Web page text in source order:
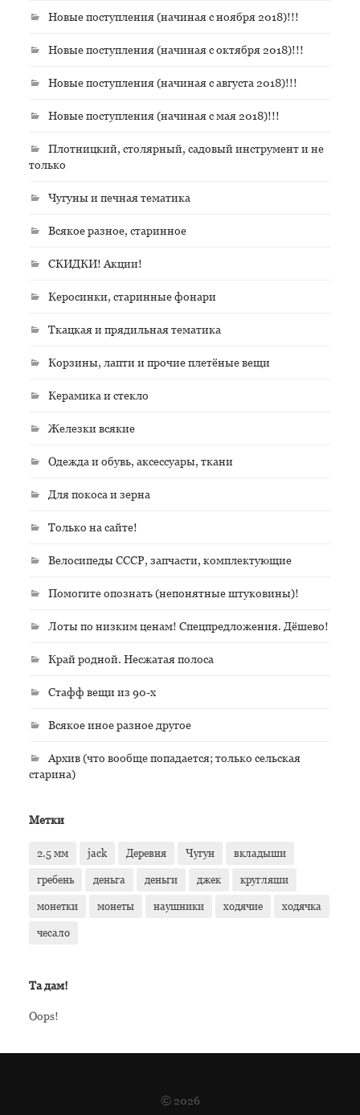
Новые поступления (начиная с ноября 2018)!!!
Новые поступления (начиная с октября 2018)!!!
Новые поступления (начиная с августа 2018)!!!
Новые поступления (начиная с мая 2018)!!!
Плотницкий, столярный, садовый инструмент и не
только
Чугуны и печная тематика
Всякое разное, старинное
СКИДКИ! Акции!
Керосинки, старинные фонари
Ткацкая и прядильная тематика
Корзины, лапти и прочие плетёные вещи
Керамика и стекло
Железки всякие
Одежда и обувь, аксессуары, ткани
Для покоса и зерна
Только на сайте!
Велосипеды СССР, запчасти, комплектующие
Помогите опознать (непонятные штуковины)!
Лоты по низким ценам! Спецпредложения. Дёшево!
Край родной. Несжатая полоса
Стафф вещи из 90-х
Всякое иное разное другое
Архив (что вообще попадается; только сельская
старина)
Метки
2.5 мм jack Деревня Чугун вкладыши
гребень деньга деньги джек кругляши
монетки монеты наушники ходячие ходячка
чесало
Та дам!
Oops!
© 2026